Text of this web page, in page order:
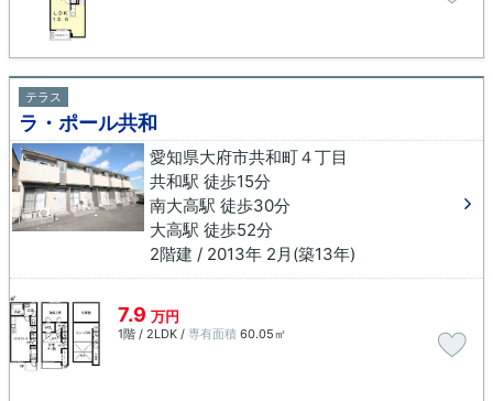
テラス
ラ・ポール共和
愛知県大府市共和町４丁目
共和駅 徒歩15分
南大高駅 徒歩30分
大高駅 徒歩52分
2階建 / 2013年 2月(築13年)
7.9 万円
1階 / 2LDK / 専有面積 60.05㎡